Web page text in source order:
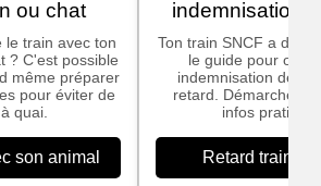
ou chat
le train avec ton
? C'est possible
même préparer
pour éviter de
quai.
son animal
indemnisations
Ton train SNCF a du
le guide pour
indemnisation dès
retard. Démarches
infos
Retard train